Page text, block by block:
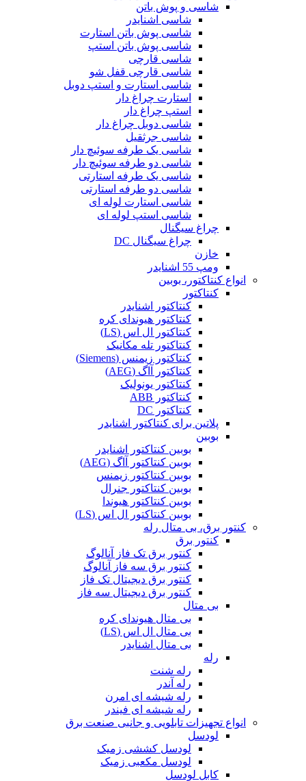
شاسی و پوش باتن
شاسی اشنایدر
شاسی پوش باتن استارت
شاسی پوش باتن استپ
شاسی قارچی
شاسی قارچی قفل شو
شاسی استارت و استپ دوبل
استارت چراغ دار
استپ چراغ دار
شاسی دوبل چراغ دار
شاسی جرثقیل
شاسی یک طرفه سوئیچ دار
شاسی دو طرفه سوئیچ دار
شاسی یک طرفه استارتی
شاسی دو طرفه استارتی
شاسی استارت لوله ای
شاسی استپ لوله ای
چراغ سیگنال
چراغ سیگنال DC
خازن
ومپ 55 اشنایدر
انواع کنتاکتور، بوبین
کنتاکتور
کنتاکتور اشنایدر
کنتاکتور هیوندای کره
کنتاکتور ال اس (LS)
کنتاکتور تله مکانیک
کنتاکتور زیمنس (Siemens)
کنتاکتور آاگ (AEG)
کنتاکتور یونولیک
کنتاکتور ABB
کنتاکتور DC
پلاتین برای کنتاکتور اشنایدر
بوبین
بوبین کنتاکتور اشنایدر
بوبین کنتاکتور آاگ (AEG)
بوبین کنتاکتور زیمنس
بوبین کنتاکتور جنرال
بوبین کنتاکتور هیوندا
بوبین کنتاکتور ال اس (LS)
کنتور برق، بی متال رله
کنتور برق
کنتور برق تک فاز آنالوگ
کنتور برق سه فاز آنالوگ
کنتور برق دیجیتال تک فاز
کنتور برق دیجیتال سه فاز
بی متال
بی متال هیوندای کره
بی متال ال اس (LS)
بی متال اشنایدر
رله
رله شنت
رله آندر
رله شیشه ای امرن
رله شیشه ای فیندر
انواع تجهیزات تابلویی و جانبی صنعت برق
لودسل
لودسل کششی زمیک
لودسل مکعبی زمیک
کابل لودسل